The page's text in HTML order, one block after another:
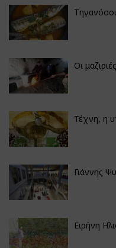
Οι
Τέχνη, η
Γιάννης
Ειρήνη